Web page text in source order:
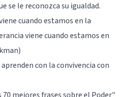
se le reconozca su igualdad.
cuando estamos en la
viene cuando estamos en
con la convivencia con